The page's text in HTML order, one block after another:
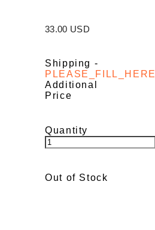
33.00 USD
Shipping -
PLEASE_FILL_HERE
Additional
Price
Quantity
Out of Stock